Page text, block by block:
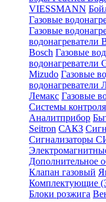
VIESSMANN
Газовые
Газовые
водонагреватели
Bosch Газовые
водонагреватели
Mizudo Газовые
водонагреватели
Лемакс Газовые
Системы контроля
Аналитприбор
Seitron САКЗ
Сигнализаторы
Дополнительное
Клапан газовый
Комплектующие
Блоки розжига